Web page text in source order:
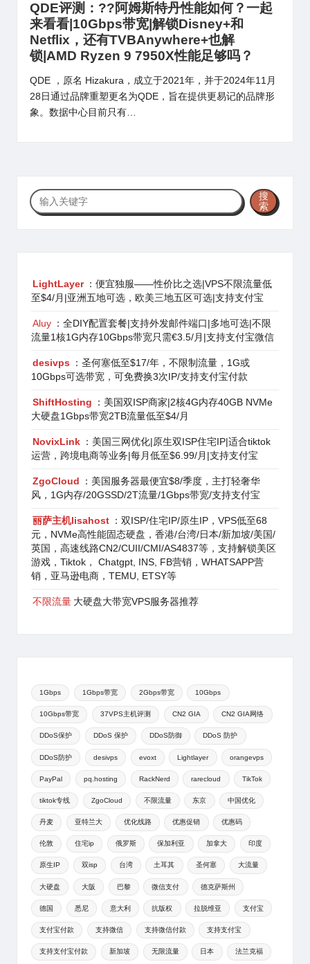
QDE评测：??阿姆斯特丹性能如何？一起
来看看|10Gbps带宽|解锁Disney+和
Netflix，还有TVBAnywhere+也解
锁|AMD Ryzen 9 7950X性能足够吗？
QDE ，原名 Hizakura，成立于2021年，并于2024年11月
28日通过品牌重塑更名为QDE，旨在提供更易记的品牌形
象。数据中心目前只有…
搜
索
搜
索
LightLayer ：便宜独服——性价比之选|VPS不限流量低
至$4/月|亚洲五地可选，欧美三地五区可选|支持支付宝
Aluy ：全DIY配置套餐|支持外发邮件端口|多地可选|不限
流量1核1G内存10Gbps带宽只需€3.5/月|支持支付宝微信
desivps
：圣何塞低至$17/年，不限制流量，1G或
10Gbps可选带宽，可免费换3次IP/支持支付宝付款
ShiftHosting
：美国双ISP商家|2核4G内存40GB NVMe
大硬盘1Gbps带宽2TB流量低至$4/月
NovixLink ：美国三网优化|原生双ISP住宅IP|适合tiktok
运营，跨境电商等业务|每月低至$6.99/月|支持支付宝
ZgoCloud
：美国服务器最便宜$8/季度，主打轻奢华
风，1G内存/20GSSD/2T流量/1Gbps带宽/支持支付宝
丽萨主机lisahost ：双ISP/住宅IP/原生IP，VPS低至68
元，NVMe高性能固态硬盘，香港/台湾/日本/新加坡/美国/
英国，高速线路CN2/CUII/CMI/AS4837等，支持解锁美区
游戏，Tiktok， Chatgpt, INS, FB营销，WHATSAPP营
销，亚马逊电商，TEMU, ETSY等
不限流量 大硬盘大带宽VPS服务器推荐
1Gbps 1Gbps带宽 2Gbps带宽 10Gbps
10Gbps带宽 37VPS主机评测 CN2 GIA CN2 GIA网络
DDoS保护 DDoS 保护 DDoS防御 DDoS 防护
DDoS防护 desivps evoxt Lightlayer orangevps
PayPal pq.hosting RackNerd rarecloud TikTok
tiktok专线 ZgoCloud 不限流量 东京 中国优化
丹麦 亚特兰大 优化线路 优惠促销 优惠码
伦敦 住宅ip 俄罗斯 保加利亚 加拿大 印度
原生IP 双isp 台湾 土耳其 圣何塞 大流量
大硬盘 大阪 巴黎 微信支付 德克萨斯州
德国 悉尼 意大利 抗版权 拉脱维亚 支付宝
支付宝付款 支持微信 支持微信付款 支持支付宝
支持支付宝付款 新加坡 无限流量 日本 法兰克福